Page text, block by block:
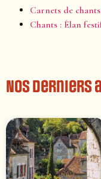
Carnets de
Chants : Élan
Nos derniers